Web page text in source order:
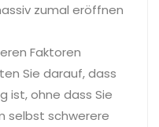
zumal eröffnen
Faktoren
Sie darauf, dass
ist, ohne dass Sie
selbst schwerere